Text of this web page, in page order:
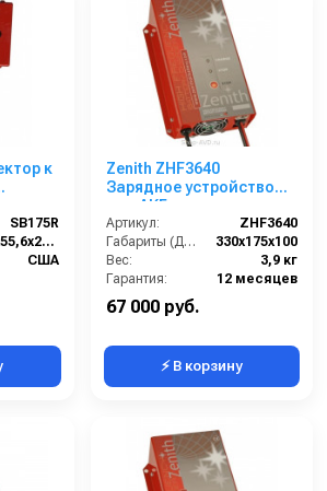
к
SB175R
79,4х55,6х25,4
США
Zenith ZHF3640
Зарядное устройство
для АКБ
Артикул:
ZHF3640
Габариты (ДхШхВ):
330х175х100
Вес:
3,9 кг
Гарантия:
12 месяцев
67 000 руб.
⚡ В корзину